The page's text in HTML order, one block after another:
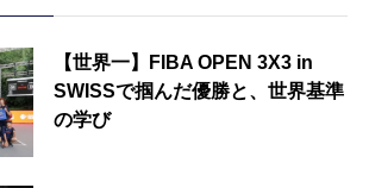
【世界一】FIBA OPEN 3X3 in
SWISSで掴んだ優勝と、世界基準
の学び